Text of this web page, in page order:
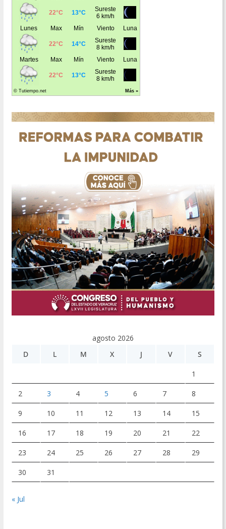
agosto 2026
D
L M X J V S
1
2 3 4 5 6 7 8
9 10 11 12 13 14 15
16 17 18 19 20 21 22
23 24 25 26 27 28 29
30 31
« Jul